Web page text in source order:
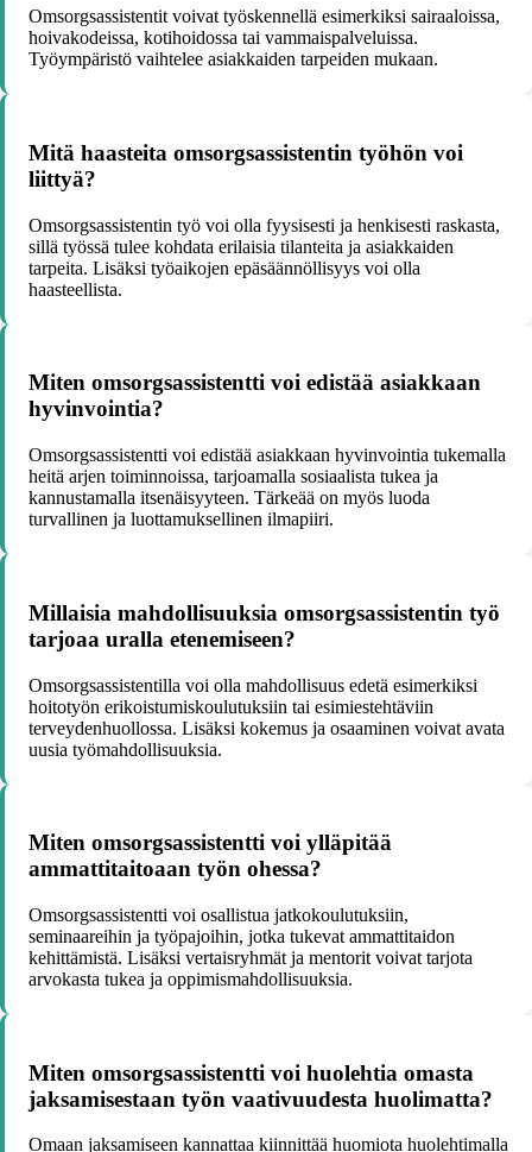
Omsorgsassistentit voivat työskennellä esimerkiksi sairaaloissa,
hoivakodeissa, kotihoidossa tai vammaispalveluissa.
Työympäristö vaihtelee asiakkaiden tarpeiden mukaan.
Mitä haasteita omsorgsassistentin työhön voi
liittyä?
Omsorgsassistentin työ voi olla fyysisesti ja henkisesti raskasta,
sillä työssä tulee kohdata erilaisia tilanteita ja asiakkaiden
tarpeita. Lisäksi työaikojen epäsäännöllisyys voi olla
haasteellista.
Miten omsorgsassistentti voi edistää asiakkaan
hyvinvointia?
Omsorgsassistentti voi edistää asiakkaan hyvinvointia tukemalla
heitä arjen toiminnoissa, tarjoamalla sosiaalista tukea ja
kannustamalla itsenäisyyteen. Tärkeää on myös luoda
turvallinen ja luottamuksellinen ilmapiiri.
Millaisia mahdollisuuksia omsorgsassistentin työ
tarjoaa uralla etenemiseen?
Omsorgsassistentilla voi olla mahdollisuus edetä esimerkiksi
hoitotyön erikoistumiskoulutuksiin tai esimiestehtäviin
terveydenhuollossa. Lisäksi kokemus ja osaaminen voivat avata
uusia työmahdollisuuksia.
Miten omsorgsassistentti voi ylläpitää
ammattitaitoaan työn ohessa?
Omsorgsassistentti voi osallistua jatkokoulutuksiin,
seminaareihin ja työpajoihin, jotka tukevat ammattitaidon
kehittämistä. Lisäksi vertaisryhmät ja mentorit voivat tarjota
arvokasta tukea ja oppimismahdollisuuksia.
Miten omsorgsassistentti voi huolehtia omasta
jaksamisestaan työn vaativuudesta huolimatta?
Omaan jaksamiseen kannattaa kiinnittää huomiota huolehtimalla